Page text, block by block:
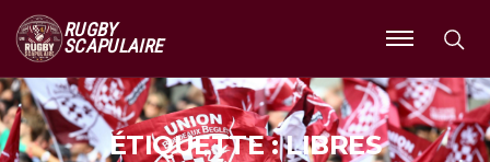
RUGBY
SCAPULAIRE
Ouvrir
le
menu
ÉTIQUETTE : LIBRES